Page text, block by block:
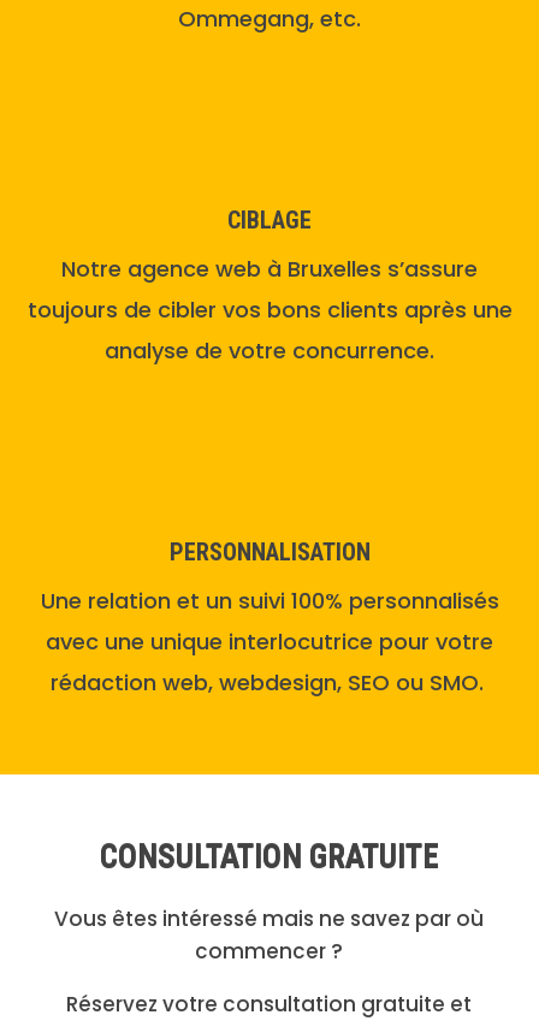
Ommegang, etc.
CIBLAGE
Notre agence web à Bruxelles s’assure
toujours de cibler vos bons clients après une
analyse de votre concurrence.
PERSONNALISATION
Une relation et un suivi 100% personnalisés
avec une unique interlocutrice pour votre
rédaction web, webdesign, SEO ou SMO.
CONSULTATION GRATUITE
Vous êtes intéressé mais ne savez par où
commencer ?
Réservez votre consultation gratuite et